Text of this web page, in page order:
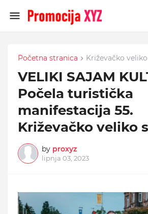
Početna stranica Križevačko
VELIKI SAJAM
Počela turistička
manifestacija 55.
Križevačko veliko
by proxyz
lipnja 03, 2023